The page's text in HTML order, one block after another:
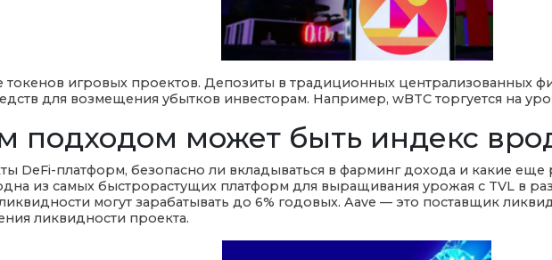
игровых проектов. Депозиты в традиционных централизованных
для возмещения убытков инвесторам. Например, wBTC торгуется на
подходом может быть индекс
DeFi-платформ, безопасно ли вкладываться в фарминг дохода и какие
из самых быстрорастущих платформ для выращивания урожая с TVL в
могут зарабатывать до 6% годовых. Aave — это поставщик
ликвидности проекта.